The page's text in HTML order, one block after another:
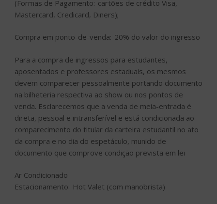
(Formas de Pagamento: cartões de crédito Visa,
Mastercard, Credicard, Diners);
Compra em ponto-de-venda: 20% do valor do ingresso
Para a compra de ingressos para estudantes,
aposentados e professores estaduais, os mesmos
devem comparecer pessoalmente portando documento
na bilheteria respectiva ao show ou nos pontos de
venda. Esclarecemos que a venda de meia-entrada é
direta, pessoal e intransferível e está condicionada ao
comparecimento do titular da carteira estudantil no ato
da compra e no dia do espetáculo, munido de
documento que comprove condição prevista em lei
Ar Condicionado
Estacionamento: Hot Valet (com manobrista)